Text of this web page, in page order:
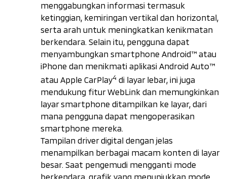
menggabungkan informasi termasuk
ketinggian, kemiringan vertikal dan horizontal,
serta arah untuk meningkatkan kenikmatan
berkendara. Selain itu, pengguna dapat
menyambungkan smartphone Android™ atau
iPhone dan menikmati aplikasi Android Auto™
atau Apple CarPlay4 di layar lebar, ini juga
mendukung fiturWebLink dan memungkinkan
layarsmartphone ditampilkan ke layar, dari
mana pengguna dapat mengoperasikan
smartphone mereka.
Tampilan driver digital dengan jelas
menampilkan berbagai macam konten di layar
besar. Saat pengemudi mengganti mode
berkendara, grafik yang menunjukkan mode